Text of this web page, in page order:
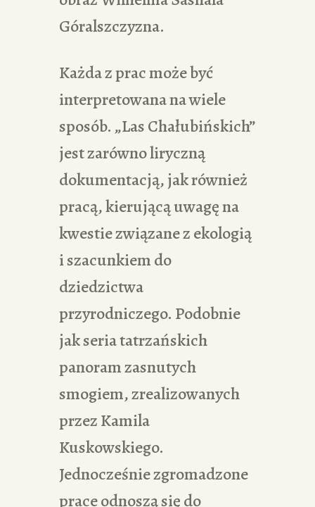
Góralszczyzna.
Każda z prac może być
interpretowana na wiele
sposób. „Las Chałubińskich”
jest zarówno liryczną
dokumentacją, jak również
pracą, kierującą uwagę na
kwestie związane z ekologią
i szacunkiem do
dziedzictwa
przyrodniczego. Podobnie
jak seria tatrzańskich
panoram zasnutych
smogiem, zrealizowanych
przez Kamila
Kuskowskiego.
Jednocześnie zgromadzone
prace odnoszą się do